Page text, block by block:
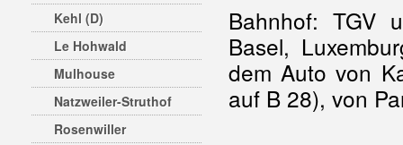
Kehl (D)
Le Hohwald
Mulhouse
Natzweiler-Struthof
Rosenwiller
Bahnhof: TGV
Basel,
dem Auto von
auf B 28), von